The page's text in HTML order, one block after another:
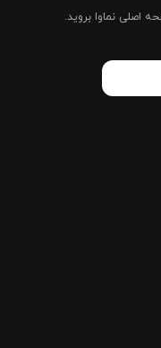
اصلی نماوا بروید.